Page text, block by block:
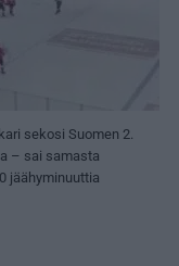
sekosi Suomen 2.
– sai samasta
jäähyminuuttia